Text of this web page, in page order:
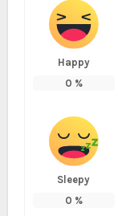
Happy
0 %
Sleepy
0 %